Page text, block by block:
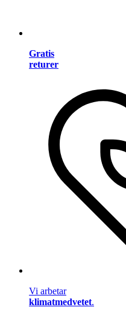
Gratis
returer
Vi arbetar
klimatmedvetet.